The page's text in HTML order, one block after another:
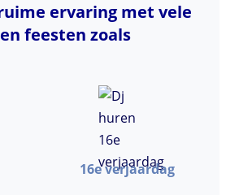
ervaring met vele
feesten zoals
16e verjaardag